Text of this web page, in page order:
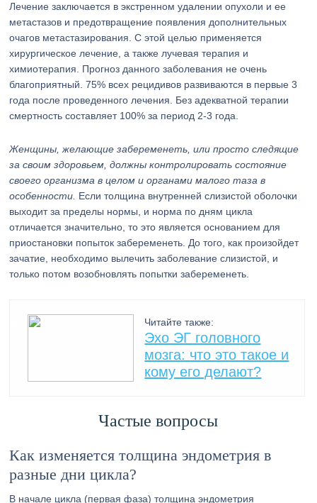
Лечение заключается в экстренном удалении опухоли и ее
метастазов и предотвращение появления дополнительных
очагов метастазирования. С этой целью применяется
хирургическое лечение, а также лучевая терапия и
химиотерапия. Прогноз данного заболевания не очень
благоприятный. 75% всех рецидивов развиваются в первые 3
года после проведенного лечения. Без адекватной терапии
смертность составляет 100% за период 2-3 года.
Женщины, желающие забеременеть, или просто следящие
за своим здоровьем, должны контролировать состояние
своего организма в целом и органами малого таза в
особенности. Если толщина внутренней слизистой оболочки
выходит за пределы нормы, и норма по дням цикла
отличается значительно, то это является основанием для
приостановки попыток забеременеть. До того, как произойдет
зачатие, необходимо вылечить заболевание слизистой, и
только потом возобновлять попытки забеременеть.
Читайте также:
Эхо ЭГ головного
мозга: что это такое и
кому его делают?
Частые вопросы
Как изменяется толщина эндометрия в
разные дни цикла?
В начале цикла (первая фаза) толщина эндометрия